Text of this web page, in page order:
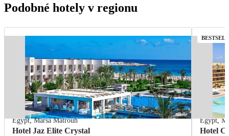
Podobné hotely v regionu
Egypt,Marsa Matrouh
Hotel Jaz Elite Crystal
Egypt,
Hotel